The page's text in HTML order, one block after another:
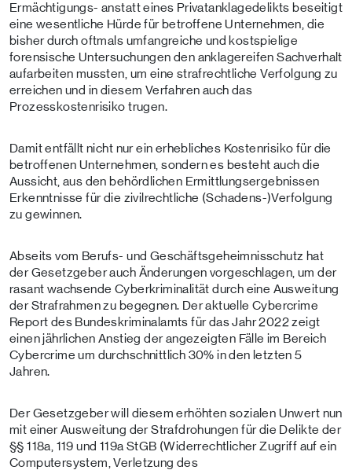
Ermächtigungs- anstatt eines Privatanklagedelikts beseitigt
eine wesentliche Hürde für betroffene Unternehmen, die
bisher durch oftmals umfangreiche und kostspielige
forensische Untersuchungen den anklagereifen Sachverhalt
aufarbeiten mussten, um eine strafrechtliche Verfolgung zu
erreichen und in diesem Verfahren auch das
Prozesskostenrisiko trugen.
Damit entfällt nicht nur ein erhebliches Kostenrisiko für die
betroffenen Unternehmen, sondern es besteht auch die
Aussicht, aus den behördlichen Ermittlungsergebnissen
Erkenntnisse für die zivilrechtliche (Schadens-)Verfolgung
zu gewinnen.
Abseits vom Berufs- und Geschäftsgeheimnisschutz hat
der Gesetzgeber auch Änderungen vorgeschlagen, um der
rasant wachsende Cyberkriminalität durch eine Ausweitung
der Strafrahmen zu begegnen. Der aktuelle Cybercrime
Report des Bundeskriminalamts für das Jahr 2022 zeigt
einen jährlichen Anstieg der angezeigten Fälle im Bereich
Cybercrime um durchschnittlich 30% in den letzten 5
Jahren.
Der Gesetzgeber will diesem erhöhten sozialen Unwert nun
mit einer Ausweitung der Strafdrohungen für die Delikte der
§§ 118a, 119 und 119a StGB (Widerrechtlicher Zugriff auf ein
Computersystem, Verletzung des